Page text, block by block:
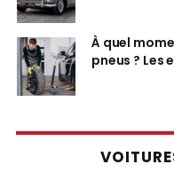
À quel
pneus ? Les